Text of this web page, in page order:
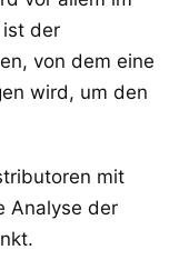
der
von dem eine
wird, um den
mit
Analyse der